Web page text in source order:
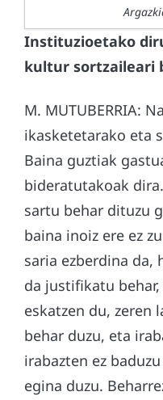
Instituzioetako
kultur sortzaileari
M. MUTUBERRIA:
ikasketetarako eta
Baina guztiak
bideratutakoak
sartu behar dituzu
baina inoiz ere ez
saria ezberdina da,
da justifikatu
eskatzen du, zeren
behar duzu, eta
irabazten ez
egina duzu.